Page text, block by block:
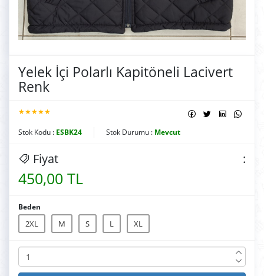
Yelek İçi Polarlı Kapitöneli Lacivert
Renk
★★★★★
Stok Kodu : ESBK24 Stok Durumu : Mevcut
Fiyat :
450,00 TL
Beden
2XL M S L XL